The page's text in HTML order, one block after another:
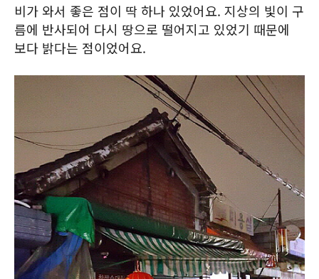
비가 와서 좋은 점이 딱 하나 있었어요. 지상의 빛이 구
름에 반사되어 다시 땅으로 떨어지고 있었기 때문에
보다 밝다는 점이었어요.